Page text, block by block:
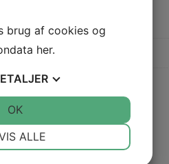
kg
brug af cookies og
her.
ALLE
OK